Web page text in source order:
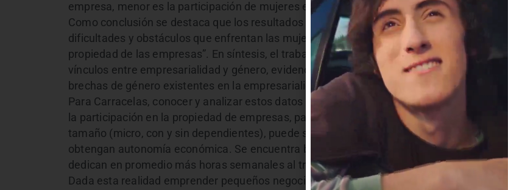
empresa, menor es la participación de mujeres en la propiedad/directiva”.
Como conclusión se destaca que los resultados presentados evidencian las mayores
dificultades y obstáculos que enfrentan las mujeres para acceder a la dirección o
propiedad de las empresas”. En síntesis, el trabajo brinda una primera aproximación a los
vínculos entre empresarialidad y género, evidenciando la magnitud y persistencia de las
brechas de género existentes en la empresarialidad del país.
Para Carracelas, conocer y analizar estos datos “tiene sustancial importancia. Por un lado,
la participación en la propiedad de empresas, particularmente en aquellas de menor
tamaño (micro, con y sin dependientes), puede ser relevante para que las mujeres
obtengan autonomía económica. Se encuentra bien documentado que las mujeres
dedican en promedio más horas semanales al trabajo no remunerado que los hombres.
Dada esta realidad emprender pequeños negocios parece ser una estrategia de